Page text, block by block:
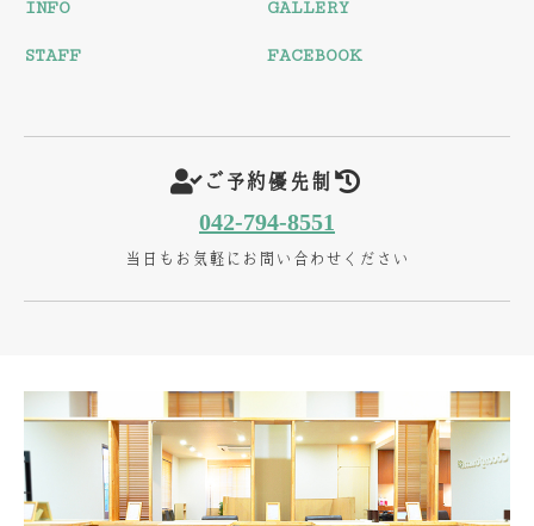
INFO
STAFF
GALLERY
FACEBOOK
ご予約優先制
042-794-8551
当日もお気軽にお問い合わせください